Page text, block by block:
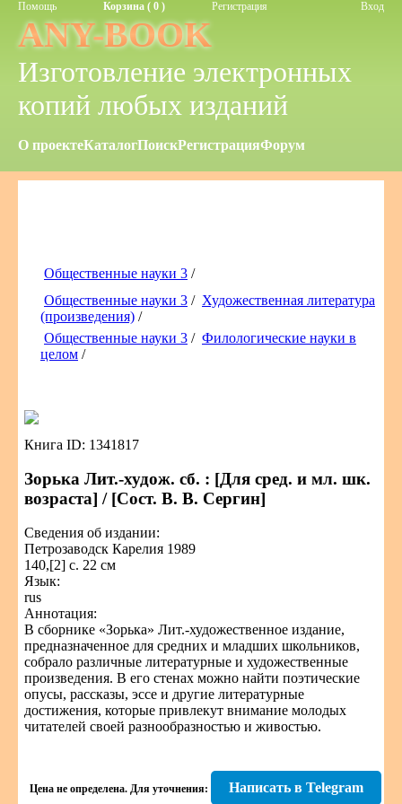
Помощь Корзина ( 0 ) Регистрация Вход
ANY-BOOK
Изготовление электронных
копий любых изданий
О проектеКаталогПоискРегистрацияФорум
Общественные науки 3 /
Общественные науки 3 / Художественная литература
(произведения) /
Общественные науки 3 / Филологические науки в
целом /
Книга ID: 1341817
Зорька Лит.-худож. сб. : [Для сред. и мл. шк.
возраста] / [Сост. В. В. Сергин]
Сведения об издании:
Петрозаводск Карелия 1989
140,[2] с. 22 см
Язык:
rus
Аннотация:
В сборнике «Зорька» Лит.-художественное издание,
предназначенное для средних и младших школьников,
собрало различные литературные и художественные
произведения. В его стенах можно найти поэтические
опусы, рассказы, эссе и другие литературные
достижения, которые привлекут внимание молодых
читателей своей разнообразностью и живостью.
Цена не определена. Для уточнения: Написать в Telegram